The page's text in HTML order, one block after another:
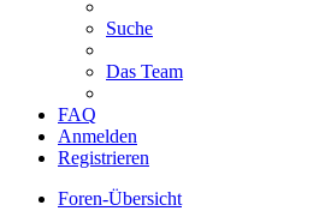
Suche
Das Team
FAQ
Anmelden
Registrieren
Foren-Übersicht